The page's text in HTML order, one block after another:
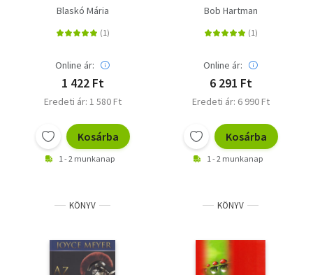
bársony
Blaskó Mária
Online ár:
1 422 Ft
Eredeti ár: 1 580 Ft
Kosárba
1 - 2 munkanap
történet az Ó- és
Bob Hartman
Online ár:
6 291 Ft
Eredeti ár: 6 990 Ft
Kosárba
1 - 2 munkanap
KÖNYV KÖNYV